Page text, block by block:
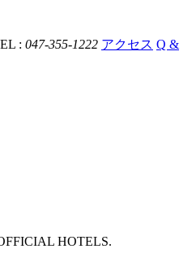
: 047-355-1222 アクセス Q &
HOTELS.